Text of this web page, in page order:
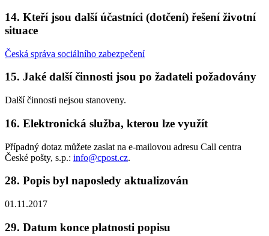
14. Kteří jsou další účastníci (dotčení) řešení životní
situace
Česká správa sociálního zabezpečení
15. Jaké další činnosti jsou po žadateli požadovány
Další činnosti nejsou stanoveny.
16. Elektronická služba, kterou lze využít
Případný dotaz můžete zaslat na e-mailovou adresu Call centra
České pošty, s.p.: info@cpost.cz.
28. Popis byl naposledy aktualizován
01.11.2017
29. Datum konce platnosti popisu